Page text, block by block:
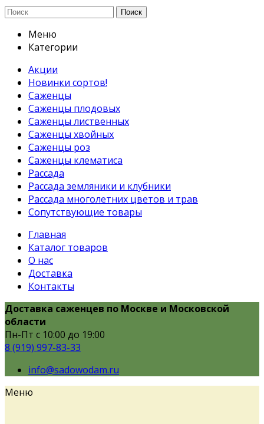
Поиск
Меню
Категории
Акции
Новинки сортов!
Саженцы
Саженцы плодовых
Саженцы лиственных
Саженцы хвойных
Саженцы роз
Саженцы клематиса
Рассада
Рассада земляники и клубники
Рассада многолетних цветов и трав
Сопутствующие товары
Главная
Каталог товаров
О нас
Доставка
Контакты
Доставка саженцев по Москве и Московской
области
Пн-Пт с 10:00 до 19:00
8 (919) 997-83-33
info@sadowodam.ru
Меню